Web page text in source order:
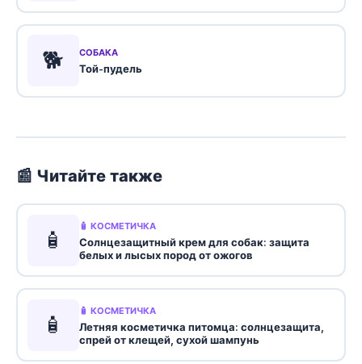
🐕 СОБАКА
Той-пудель
📰 Читайте также
🧴
🧴 КОСМЕТИЧКА
Солнцезащитный крем для собак: защита
белых и лысых пород от ожогов
🧴
🧴 КОСМЕТИЧКА
Летняя косметичка питомца: солнцезащита,
спрей от клещей, сухой шампунь